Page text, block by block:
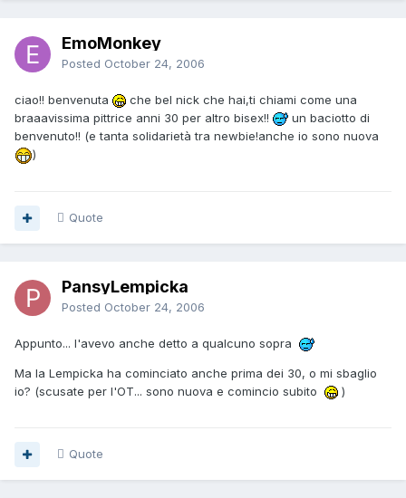
EmoMonkey
Posted October 24, 2006
ciao!! benvenuta
che bel nick che hai,ti chiami come una
braaavissima pittrice anni 30 per altro bisex!!
un baciotto di
benvenuto!! (e tanta solidarietà tra newbie!anche io sono nuova
)
Quote
PansyLempicka
Posted October 24, 2006
Appunto... l'avevo anche detto a qualcuno sopra
Ma la Lempicka ha cominciato anche prima dei 30, o mi sbaglio
io? (scusate per l'OT... sono nuova e comincio subito
)
Quote